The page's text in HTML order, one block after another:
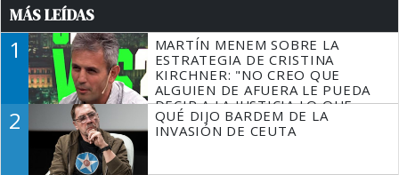
MÁS LEÍDAS
1
MARTÍN MENEM SOBRE LA
ESTRATEGIA DE CRISTINA
KIRCHNER: "NO CREO QUE
ALGUIEN DE AFUERA LE PUEDA
DECIR A LA JUSTICIA LO QUE
TIENE QUE HACER"
2
QUÉ DIJO BARDEM DE LA
INVASIÓN DE CEUTA